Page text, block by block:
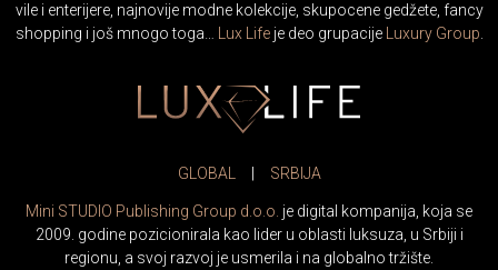
vile i enterijere, najnovije modne kolekcije, skupocene gedžete, fancy
shopping i još mnogo toga… Lux Lifeje deo grupacije Luxury Group.
GLOBAL SRBIJA
Mini STUDIO Publishing Group d.o.o. je digital kompanija, koja se
2009. godine pozicionirala kao lider u oblasti luksuza, u Srbiji i
regionu, a svoj razvoj je usmerila i na globalno tržište.